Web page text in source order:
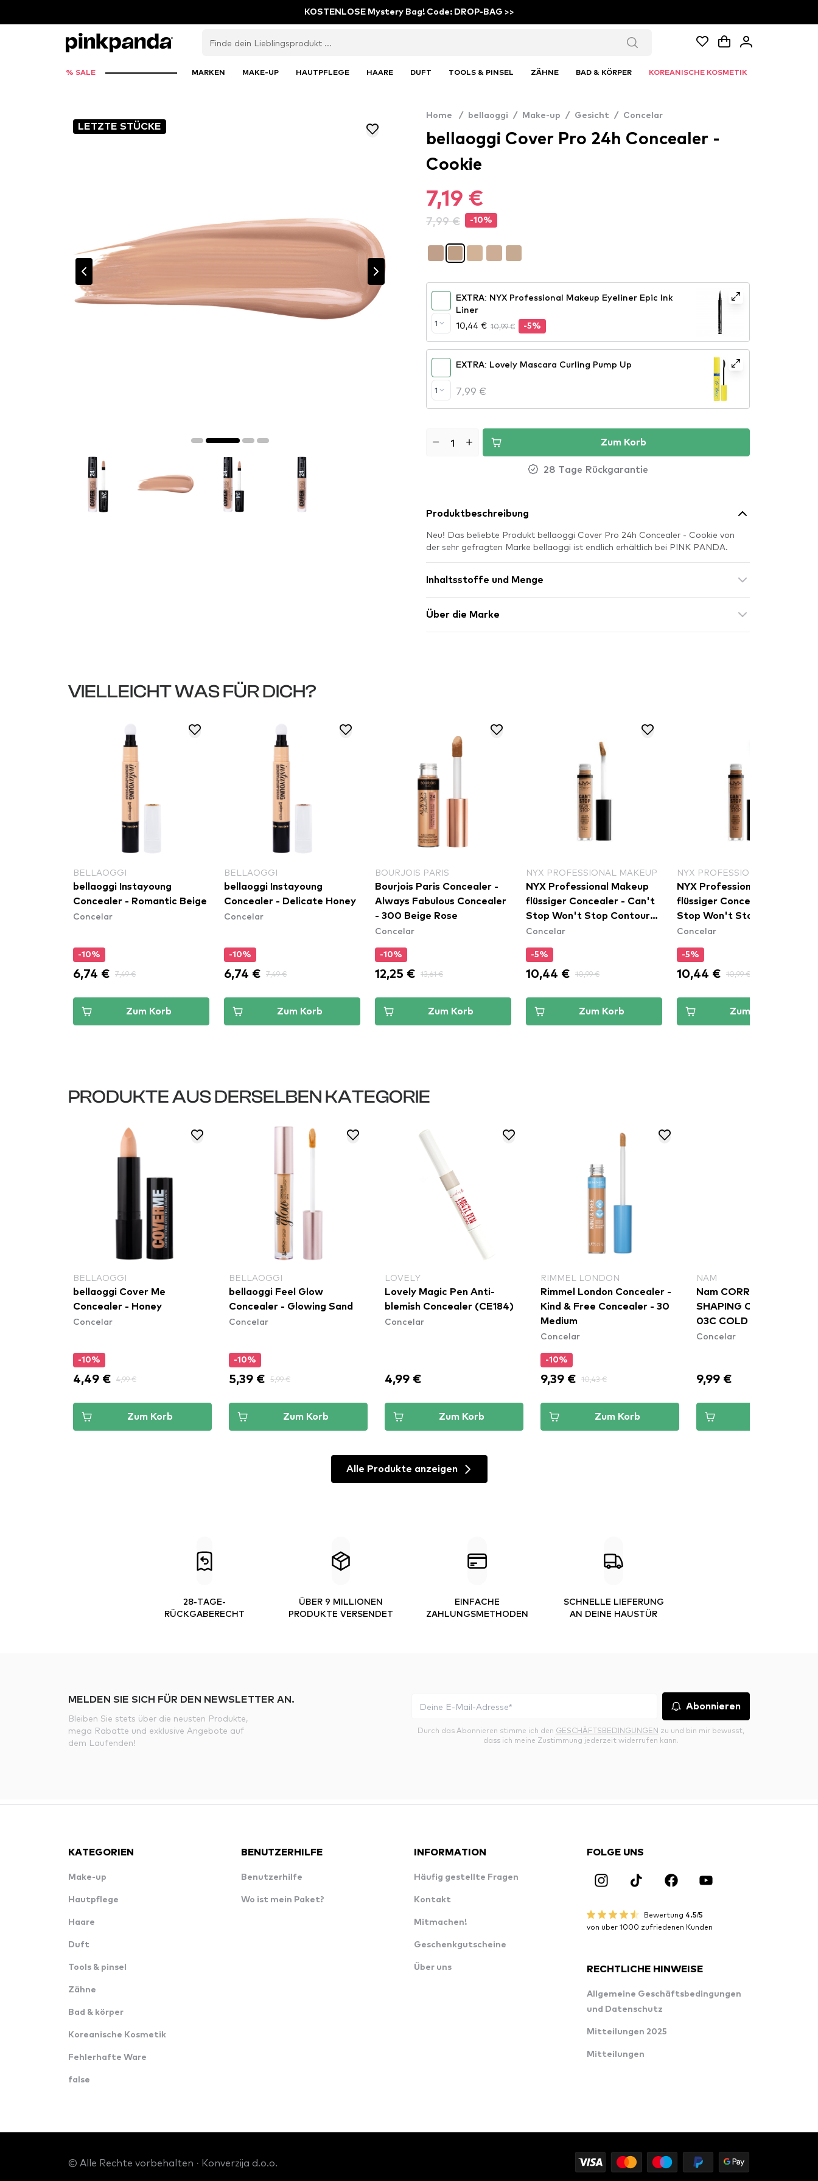
KOSTENLOSE Mystery Bag! Code: DROP-BAG >>
% SALE MARKEN MAKE-UP HAUTPFLEGE HAARE DUFT TOOLS & PINSEL ZÄHNE BAD & KÖRPER KOREANISCHE KOSMETIK
LETZTE STÜCKE
Home / bellaoggi / Make-up / Gesicht / Concelar
bellaoggi Cover Pro 24h Concealer -
Cookie
7,19 €
7,99 € -10%
1
EXTRA: NYX Professional Makeup Eyeliner Epic Ink
Liner
10,44 € 10,99 € -5%
1
EXTRA: Lovely Mascara Curling Pump Up
7,99 €
Zum Korb
28 Tage Rückgarantie
Produktbeschreibung
Neu! Das beliebte Produkt bellaoggi Cover Pro 24h Concealer - Cookie von
der sehr gefragten Marke bellaoggi ist endlich erhältlich bei PINK PANDA.
Inhaltsstoffe und Menge
Über die Marke
VIELLEICHT WAS FÜR DICH?
BELLAOGGI
bellaoggi Instayoung
Concealer - Romantic Beige
Concelar
-10%
6,74 € 7,49 €
Zum Korb
BELLAOGGI
bellaoggi Instayoung
Concealer - Delicate Honey
Concelar
-10%
6,74 € 7,49 €
Zum Korb
BOURJOIS PARIS
Bourjois Paris Concealer -
Always Fabulous Concealer
- 300 Beige Rose
Concelar
-10%
12,25 € 13,61 €
Zum Korb
NYX PROFESSIONAL MAKEUP
NYX Professional Makeup
flüssiger Concealer - Can't
Stop Won't Stop Contour
Concealer - Beige
Concelar
-5%
10,44 € 10,99 €
Zum Korb
NYX PROFESSIONAL MAKEUP
NYX Professional Makeup
flüssiger Concealer - Can't
Stop Won't Stop Contour
Concealer - Mahogany
Concelar
-5%
10,44 € 10,99 €
Zum Korb
PRODUKTE AUS DERSELBEN KATEGORIE
BELLAOGGI
bellaoggi Cover Me
Concealer - Honey
Concelar
-10%
4,49 € 4,99 €
Zum Korb
BELLAOGGI
bellaoggi Feel Glow
Concealer - Glowing Sand
Concelar
-10%
5,39 € 5,99 €
Zum Korb
LOVELY
Lovely Magic Pen Anti-
blemish Concealer (CE184)
Concelar
4,99 €
Zum Korb
RIMMEL LONDON
Rimmel London Concealer -
Kind & Free Concealer - 30
Medium
Concelar
-10%
9,39 € 10,43 €
Zum Korb
NAM
Nam CORRECTOR PRO
SHAPING CONCEALER -
03C COLD NUDE
Concelar
9,99 €
Alle Produkte anzeigen
28-TAGE-
RÜCKGABERECHT
ÜBER 9 MILLIONEN
PRODUKTE VERSENDET
EINFACHE
ZAHLUNGSMETHODEN
SCHNELLE LIEFERUNG
AN DEINE HAUSTÜR
MELDEN SIE SICH FÜR DEN NEWSLETTER AN.
Bleiben Sie stets über die neusten Produkte,
mega Rabatte und exklusive Angebote auf
dem Laufenden!
Abonnieren
Durch das Abonnieren stimme ich den GESCHÄFTSBEDINGUNGEN zu und bin mir bewusst,
dass ich meine Zustimmung jederzeit widerrufen kann.
KATEGORIEN
Make-up
Hautpflege
Haare
Duft
Tools & pinsel
Zähne
Bad & körper
Koreanische Kosmetik
Fehlerhafte Ware
false
BENUTZERHILFE
Benutzerhilfe
Wo ist mein Paket?
INFORMATION
Häufig gestellte Fragen
Kontakt
Mitmachen!
Geschenkgutscheine
Über uns
FOLGE UNS
Bewertung 4.5/5
von über 1000 zufriedenen Kunden
RECHTLICHE HINWEISE
Allgemeine Geschäftsbedingungen
und Datenschutz
Mitteilungen 2025
Mitteilungen
© Alle Rechte vorbehalten · Konverzija d.o.o.